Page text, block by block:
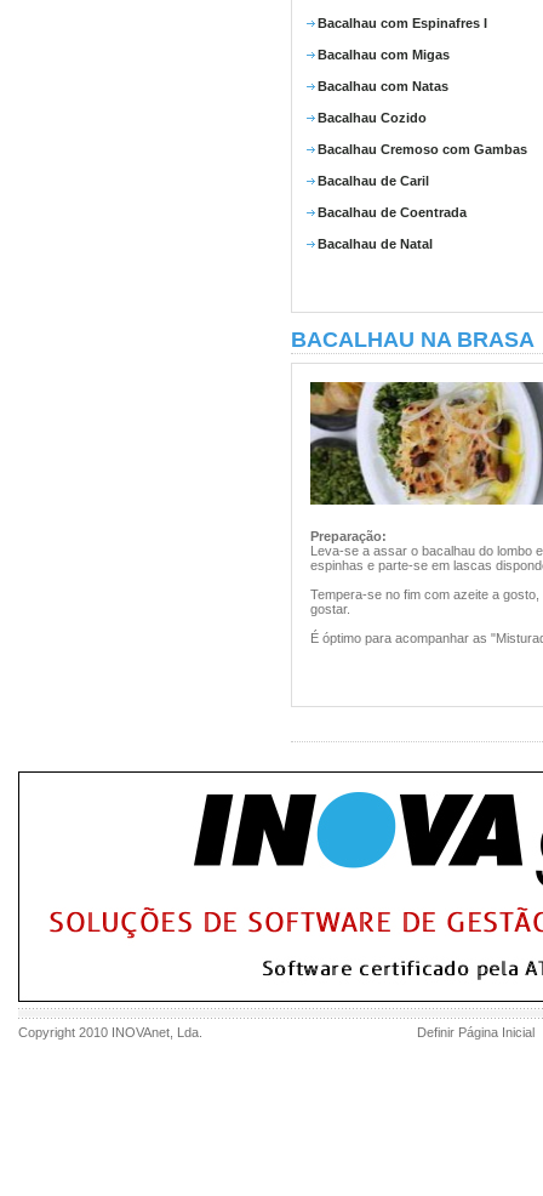
Bacalhau com Espinafres I
Bacalhau com Migas
Bacalhau com Natas
Bacalhau Cozido
Bacalhau Cremoso com Gambas
Bacalhau de Caril
Bacalhau de Coentrada
Bacalhau de Natal
BACALHAU NA BRASA
Preparação:
Leva-se a assar o bacalhau do lombo
espinhas e parte-se em lascas
Tempera-se no fim com azeite a
gostar.
É óptimo para acompanhar as
Copyright 2010 INOVAnet , Lda. Definir Página Inicial